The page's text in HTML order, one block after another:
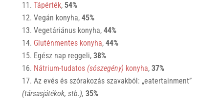
Tápérték, 54%
Vegán konyha, 45%
Vegetáriánus konyha, 44%
Gluténmentes konyha, 44%
Egész nap reggeli, 38%
Nátrium-tudatos (sószegény) konyha, 37%
Az evés és szórakozás szavakból: „eatertainment”
(társasjátékok, stb.), 35%